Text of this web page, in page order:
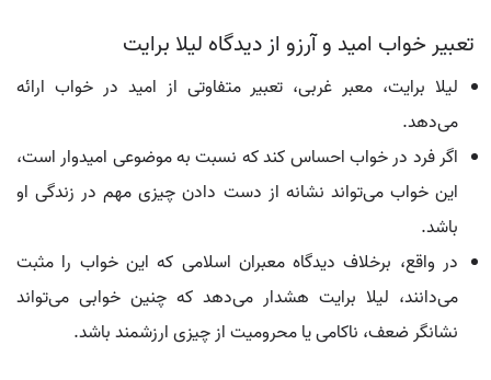
تعبیر خواب امید و آرزو از دیدگاه لیلا برایت
لیلا برایت، معبر غربی، تعبیر متفاوتی از امید در خواب ارائه
می‌دهد.
اگر فرد در خواب احساس کند که نسبت به موضوعی امیدوار است،
این خواب می‌تواند نشانه از دست دادن چیزی مهم در زندگی او
باشد.
در واقع، برخلاف دیدگاه معبران اسلامی که این خواب را مثبت
می‌دانند، لیلا برایت هشدار می‌دهد که چنین خوابی می‌تواند
نشانگر ضعف، ناکامی یا محرومیت از چیزی ارزشمند باشد.